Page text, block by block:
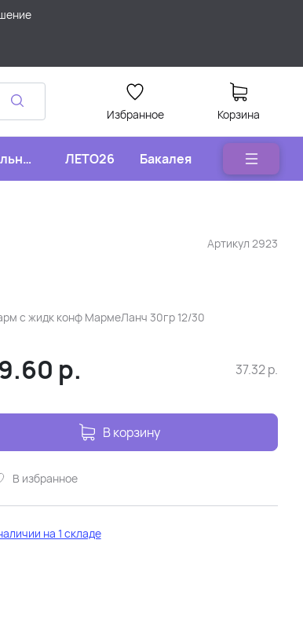
Избранное Корзина
ЛЕТО26 Бакалея
Артикул 2923
с жидк конф МармеЛанч 30гр 12/30
р. 37.32р.
В корзину
В избранное
на 1 складе